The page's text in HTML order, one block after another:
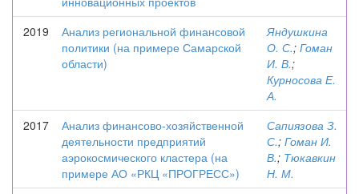
2019
Анализ региональной финансовой
политики (на примере Самарской
области)
Яндушкина
О. С.; Гоман
И. В.;
Курносова Е.
А.
2017
Анализ финансово-хозяйственной
деятельности предприятий
аэрокосмического кластера (на
примере АО «РКЦ «ПРОГРЕСС»)
Сапиязова З.
С.; Гоман И.
В.; Тюкавкин
Н. М.